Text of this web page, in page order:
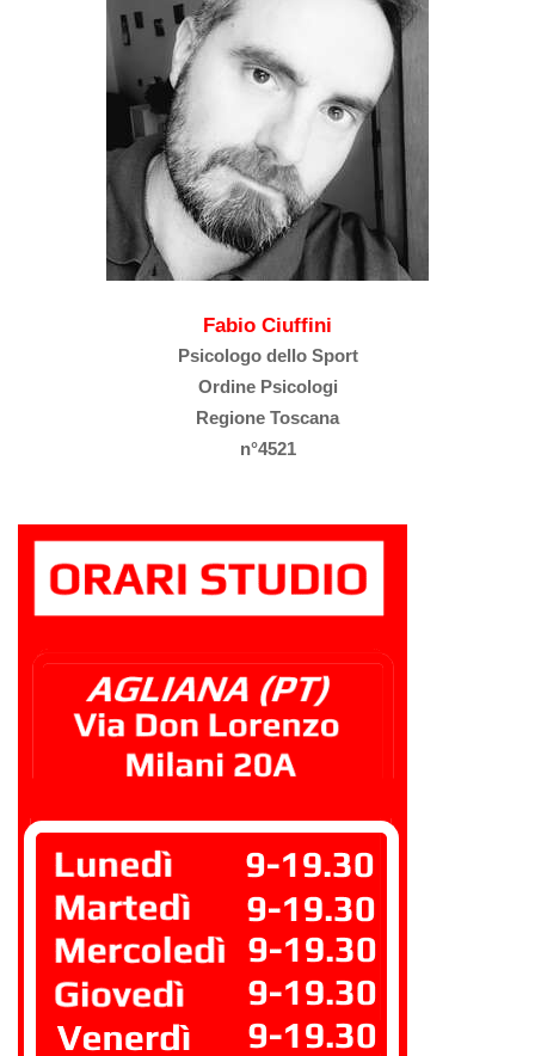
Fabio Ciuffini
Psicologo dello Sport
Ordine Psicologi
Regione Toscana
n°4521